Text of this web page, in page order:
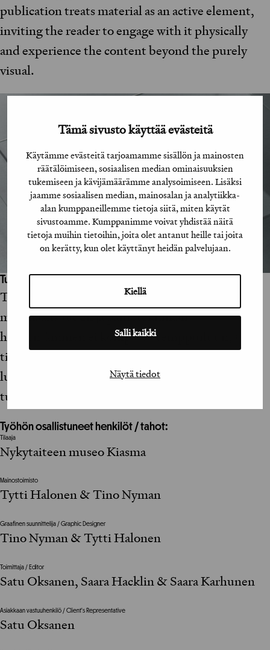
Tämä sivusto käyttää evästeitä
Käytämme evästeitä tarjoamamme sisällön ja mainosten
räätälöimiseen, sosiaalisen median ominaisuuksien
tukemiseen ja kävijämäärämme analysoimiseen. Lisäksi
jaamme sosiaalisen median, mainosalan ja analytiikka-
alan kumppaneillemme tietoja siitä, miten käytät
sivustoamme. Kumppanimme voivat yhdistää näitä
tietoja muihin tietoihin, joita olet antanut heille tai joita
on kerätty, kun olet käyttänyt heidän palvelujaan.
Kiellä
Salli kaikki
Näytä tiedot
publication treats material as an active element,
inviting the reader to engage with it physically
and experience the content beyond the purely
visual.
Tuomaroinnin perusteet:
Työ onnistuu sen kaikilla tasoilla. Rikas
materiaalisuuden ja painotekniikan
hyödyntäminen ei kompastu temppuiluun, vaan
tiivistää esineen ja sisällön suhdetta. Kirja pitää
lukijansa otteessaan niin, että tuomaroidessaan
tuomaristo unohtaa tuomaroivansa.
Työhön osallistuneet henkilöt / tahot:
Tilaaja
Nykytaiteen museo Kiasma
Mainostoimisto
Tytti Halonen & Tino Nyman
Graafinen suunnittelija / Graphic Designer
Tino Nyman & Tytti Halonen
Toimittaja / Editor
Satu Oksanen, Saara Hacklin & Saara Karhunen
Asiakkaan vastuuhenkilö / Client's Representative
Satu Oksanen